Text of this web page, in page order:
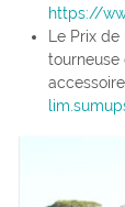
https://
Le Prix
tourneuse